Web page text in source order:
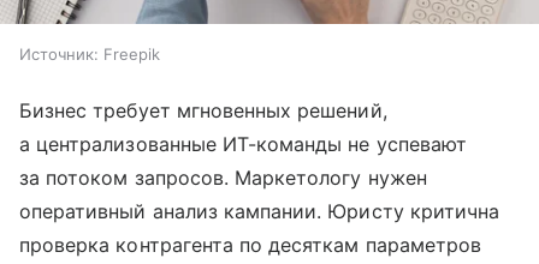
Источник: Freepik
Бизнес требует мгновенных решений,
а централизованные ИТ-команды не успевают
за потоком запросов. Маркетологу нужен
оперативный анализ кампании. Юристу критична
проверка контрагента по десяткам параметров